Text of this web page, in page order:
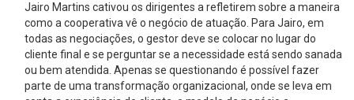
Jairo Martins cativou os dirigentes a refletirem sobre a maneira
como a cooperativa vê o negócio de atuação. Para Jairo, em
todas as negociações, o gestor deve se colocar no lugar do
cliente final e se perguntar se a necessidade está sendo sanada
ou bem atendida. Apenas se questionando é possível fazer
parte de uma transformação organizacional, onde se leva em